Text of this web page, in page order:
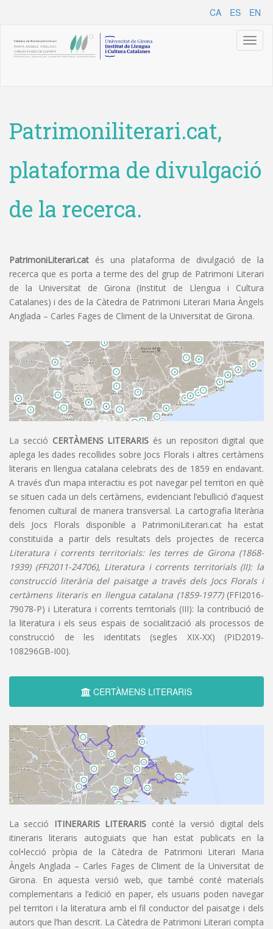
CA ES EN
Patrimoniliterari.cat,
plataforma de divulgació
de la recerca.
PatrimoniLiterari.cat és una plataforma de divulgació de la
recerca que es porta a terme des del grup de Patrimoni Literari
de la Universitat de Girona (Institut de Llengua i Cultura
Catalanes) i des de la Càtedra de Patrimoni Literari Maria Àngels
Anglada – Carles Fages de Climent de la Universitat de Girona.
La secció CERTÀMENS LITERARIS és un repositori digital que
aplega les dades recollides sobre Jocs Florals i altres certàmens
literaris en llengua catalana celebrats des de 1859 en endavant.
A través d’un mapa interactiu es pot navegar pel territori en què
se situen cada un dels certàmens, evidenciant l’ebullició d’aquest
fenomen cultural de manera transversal. La cartografia literària
dels Jocs Florals disponible a PatrimoniLiterari.cat ha estat
constituïda a partir dels resultats dels projectes de recerca
Literatura i corrents territorials: les terres de Girona (1868-
1939) (FFI2011-24706), Literatura i corrents territorials (II): la
construcció literària del paisatge a través dels Jocs Florals i
certàmens literaris en llengua catalana (1859-1977)(FFI2016-
79078-P) i Literatura i corrents territorials (III): la contribució de
la literatura i els seus espais de socialització als processos de
construcció de les identitats (segles XIX-XX) (PID2019-
108296GB-I00).
CERTÀMENS LITERARIS
La secció ITINERARIS LITERARIS conté la versió digital dels
itineraris literaris autoguiats que han estat publicats en la
col•lecció pròpia de la Càtedra de Patrimoni Literari Maria
Àngels Anglada – Carles Fages de Climent de la Universitat de
Girona. En aquesta versió web, que també conté materials
complementaris a l’edició en paper, els usuaris poden navegar
pel territori i la literatura amb el fil conductor del paisatge i dels
autors que l’han descrit. La Càtedra de Patrimoni Literari compta